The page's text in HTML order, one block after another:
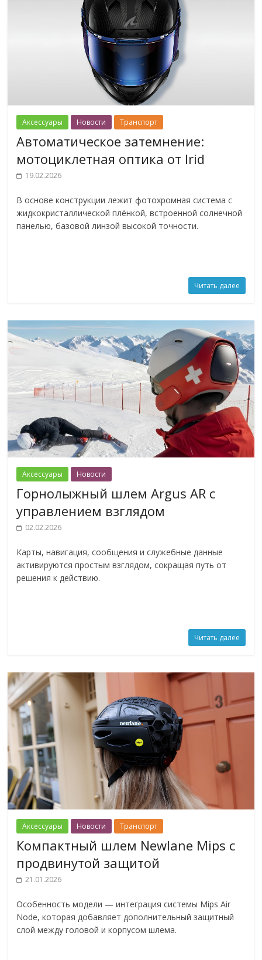
Аксессуары Новости Транспорт
Автоматическое затемнение:
мотоциклетная оптика от Irid
19.02.2026
В основе конструкции лежит фотохромная система с
жидкокристаллической плёнкой, встроенной солнечной
панелью, базовой линзой высокой точности.
Читать далее
Аксессуары Новости
Горнолыжный шлем Argus AR с
управлением взглядом
02.02.2026
Карты, навигация, сообщения и служебные данные
активируются простым взглядом, сокращая путь от
решения к действию.
Читать далее
Аксессуары Новости Транспорт
Компактный шлем Newlane Mips с
продвинутой защитой
21.01.2026
Особенность модели — интеграция системы Mips Air
Node, которая добавляет дополнительный защитный
слой между головой и корпусом шлема.